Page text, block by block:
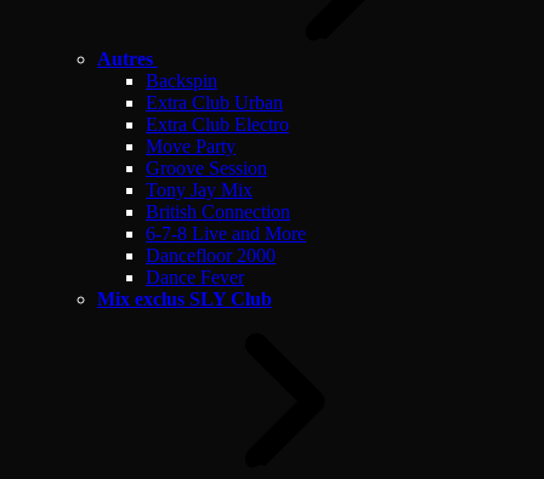
Autres
Backspin
Extra Club Urban
Extra Club Electro
Move Party
Groove Session
Tony Jay Mix
British Connection
6-7-8 Live and More
Dancefloor 2000
Dance Fever
Mix exclus SLY Club